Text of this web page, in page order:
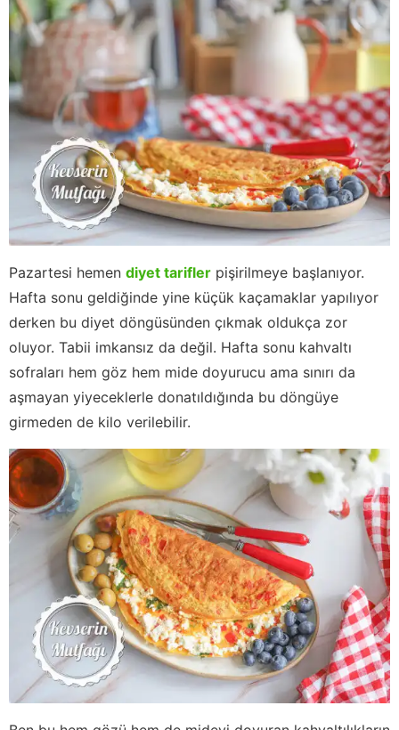
Pazartesi hemen diyet tarifler pişirilmeye başlanıyor.
Hafta sonu geldiğinde yine küçük kaçamaklar yapılıyor
derken bu diyet döngüsünden çıkmak oldukça zor
oluyor. Tabii imkansız da değil. Hafta sonu kahvaltı
sofraları hem göz hem mide doyurucu ama sınırı da
aşmayan yiyeceklerle donatıldığında bu döngüye
girmeden de kilo verilebilir.